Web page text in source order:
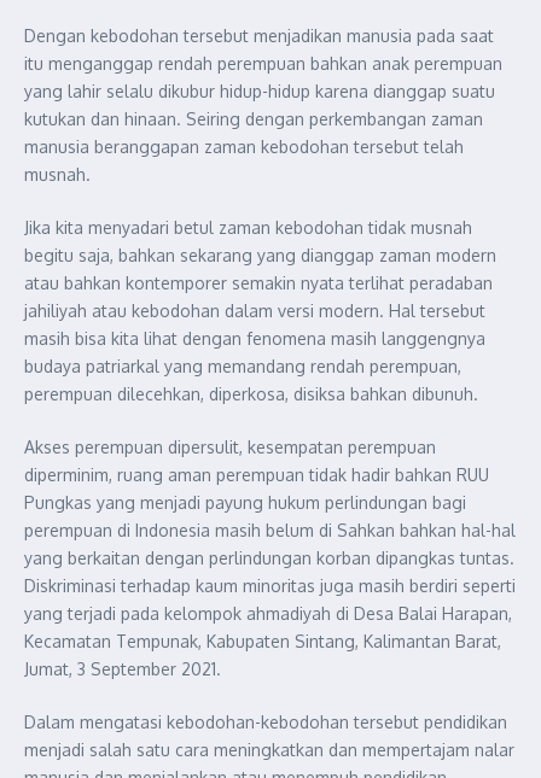
Dengan kebodohan tersebut menjadikan manusia pada saat
itu menganggap rendah perempuan bahkan anak perempuan
yang lahir selalu dikubur hidup-hidup karena dianggap suatu
kutukan dan hinaan. Seiring dengan perkembangan zaman
manusia beranggapan zaman kebodohan tersebut telah
musnah.
Jika kita menyadari betul zaman kebodohan tidak musnah
begitu saja, bahkan sekarang yang dianggap zaman modern
atau bahkan kontemporer semakin nyata terlihat peradaban
jahiliyah atau kebodohan dalam versi modern. Hal tersebut
masih bisa kita lihat dengan fenomena masih langgengnya
budaya patriarkal yang memandang rendah perempuan,
perempuan dilecehkan, diperkosa, disiksa bahkan dibunuh.
Akses perempuan dipersulit, kesempatan perempuan
diperminim, ruang aman perempuan tidak hadir bahkan RUU
Pungkas yang menjadi payung hukum perlindungan bagi
perempuan di Indonesia masih belum di Sahkan bahkan hal-hal
yang berkaitan dengan perlindungan korban dipangkas tuntas.
Diskriminasi terhadap kaum minoritas juga masih berdiri seperti
yang terjadi pada kelompok ahmadiyah di Desa Balai Harapan,
Kecamatan Tempunak, Kabupaten Sintang, Kalimantan Barat,
Jumat, 3 September 2021.
Dalam mengatasi kebodohan-kebodohan tersebut pendidikan
menjadi salah satu cara meningkatkan dan mempertajam nalar